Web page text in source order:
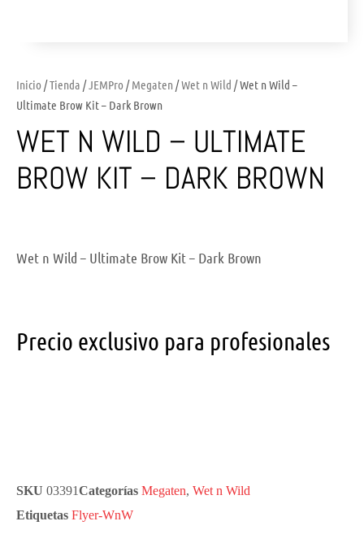
Inicio /Tienda /JEMPro /Megaten /Wet n Wild / Wet n Wild –
Ultimate Brow Kit – Dark Brown
WET N WILD – ULTIMATE
BROW KIT – DARK BROWN
Wet n Wild – Ultimate Brow Kit – Dark Brown
Precio exclusivo para profesionales
SKU 03391Categorías Megaten, Wet n Wild
Etiquetas Flyer-WnW